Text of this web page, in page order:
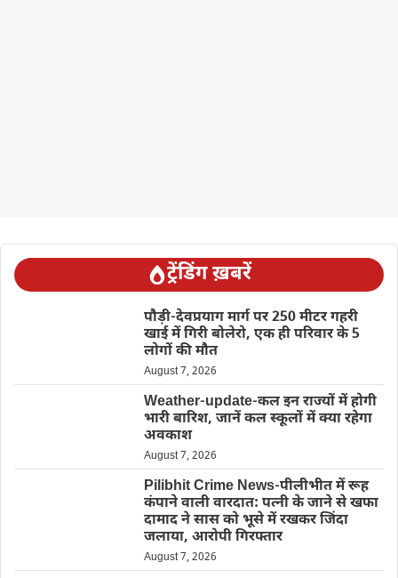
ट्रेंडिंग ख़बरें
पौड़ी-देवप्रयाग मार्ग पर 250 मीटर गहरी
खाई में गिरी बोलेरो, एक ही परिवार के 5
लोगों की मौत
August 7, 2026
Weather-update-कल इन राज्यों में होगी
भारी बारिश, जानें कल स्कूलों में क्या रहेगा
अवकाश
August 7, 2026
Pilibhit Crime News-पीलीभीत में रूह
कंपाने वाली वारदात: पत्नी के जाने से खफा
दामाद ने सास को भूसे में रखकर जिंदा
जलाया, आरोपी गिरफ्तार
August 7, 2026